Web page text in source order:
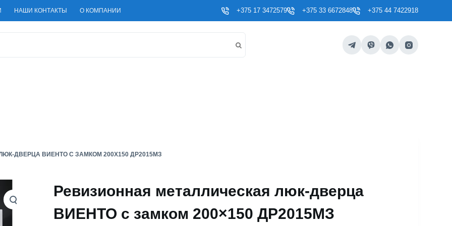
НАШИ КОНТАКТЫ О КОМПАНИИ +375 17 3472579 +375 33 6672848 +375 44 7422918
ДВЕРЦА ВИЕНТО С ЗАМКОМ 200X150 ДР2015МЗ
Ревизионная металлическая люк-дверца
ВИЕНТО с замком 200×150 ДР2015МЗ